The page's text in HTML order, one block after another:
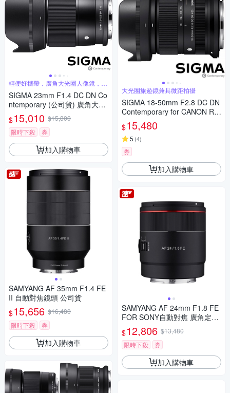
輕便好攜帶，廣角大光圈人像鏡，美
麗淺景深
SIGMA 23mm F1.4 DC DN Co
ntemporary (公司貨) 廣角大光
圈定焦鏡 人像鏡 APS-C 無反微
單眼專用鏡頭
$15,010 $15,800
限時下殺
券
加入購物車
SAMYANG AF 35mm F1.4 FE
II 自動對焦鏡頭 公司貨
$15,656 $16,480
限時下殺
券
加入購物車
大光圈旅遊鏡兼具微距拍攝
SIGMA 18-50mm F2.8 DC DN
Contemporary for CANON RF
接環 (公司貨) 旅遊鏡 APS-C 無
反微單眼專用鏡頭
$15,480
5 (4)
券
加入購物車
SAMYANG AF 24mm F1.8 FE
FOR SONY自動對焦 廣角定焦
鏡頭 (公司貨)
$12,806 $13,480
限時下殺
券
加入購物車